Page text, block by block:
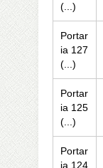
(...)
Portar
ia 127
(...)
Portar
ia 125
(...)
Portar
ia 124